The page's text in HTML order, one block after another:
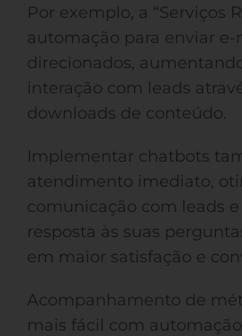
Por exemplo, a “Serviços
automação para enviar e-
direcionados,
interação com leads
downloads de conteúdo.
Implementar chatbots
atendimento imediato,
comunicação com leads
resposta às suas
em maior satisfação e
Acompanhamento de
mais fácil com